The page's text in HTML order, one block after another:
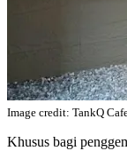
Image credit: TankQ
Khusus bagi